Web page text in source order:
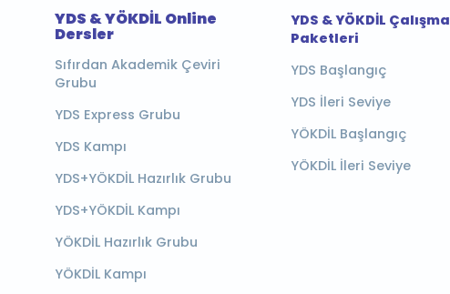
YDS & YÖKDİL Online
Dersler
Sıfırdan Akademik Çeviri
Grubu
YDS Express Grubu
YDS Kampı
YDS+YÖKDİL Hazırlık Grubu
YDS+YÖKDİL Kampı
YÖKDİL Hazırlık Grubu
YÖKDİL Kampı
YDS & YÖKDİL Çalışma
Paketleri
YDS Başlangıç
YDS İleri Seviye
YÖKDİL Başlangıç
YÖKDİL İleri Seviye